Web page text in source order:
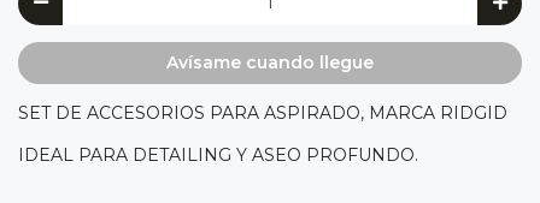
Avísame cuando llegue
SET DE ACCESORIOS PARA ASPIRADO, MARCA RIDGID
IDEAL PARA DETAILING Y ASEO PROFUNDO.